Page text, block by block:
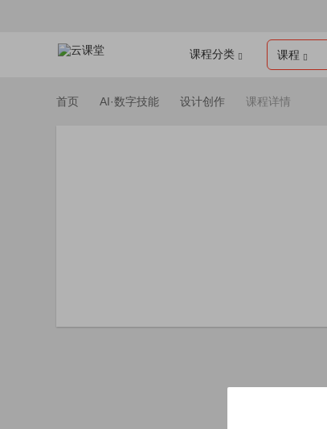
课程分类 课程
首页 AI·数字技能 设计创作 课程详情